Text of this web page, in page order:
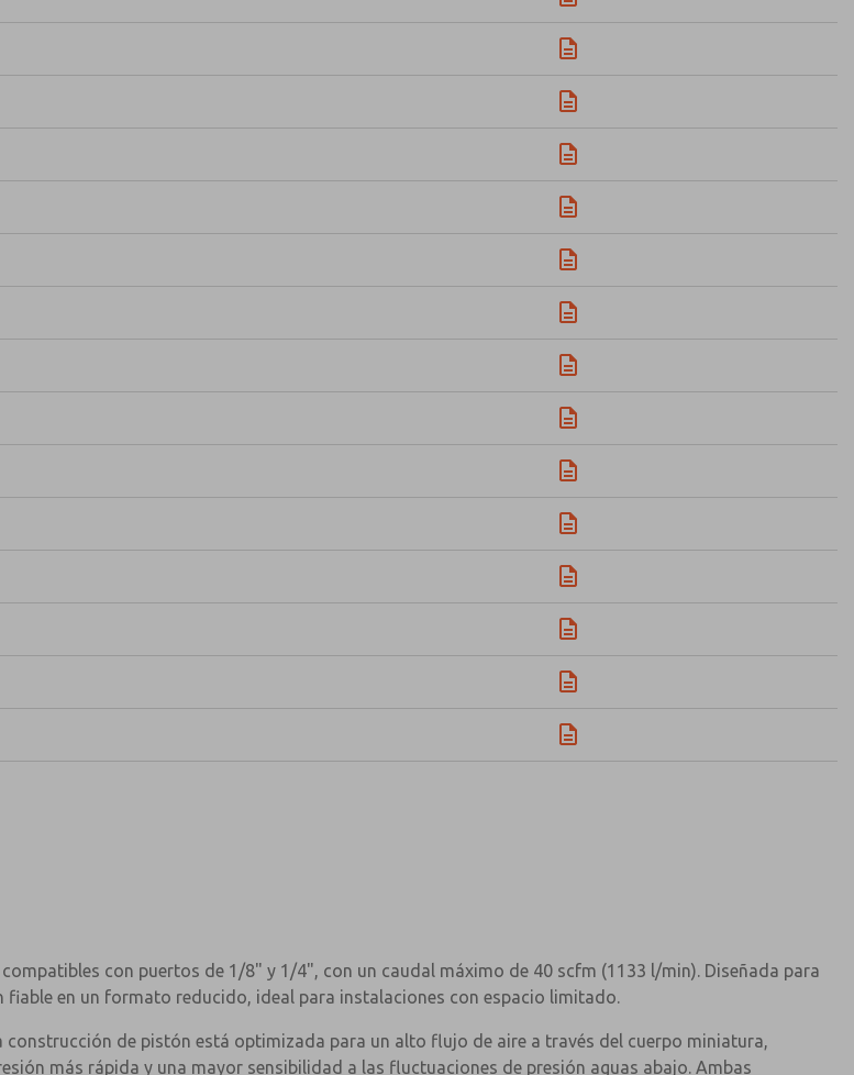
con puertos de 1/8" y 1/4", con un caudal máximo de 40 scfm (1133 l/min). Diseñada para
en un formato reducido, ideal para instalaciones con espacio limitado.
de pistón está optimizada para un alto flujo de aire a través del cuerpo miniatura,
más rápida y una mayor sensibilidad a las fluctuaciones de presión aguas abajo. Ambas